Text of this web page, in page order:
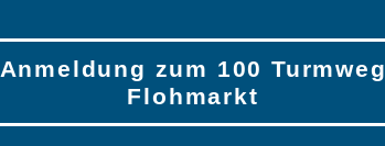
Anmeldung zum 100 Turmweg
Flohmarkt